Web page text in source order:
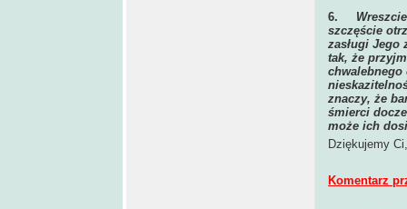
6.
szczęście
zasługi Jego
tak, że
chwalebnego
znaczy, że
śmierci
może ich
Dziękujemy
Komentarz